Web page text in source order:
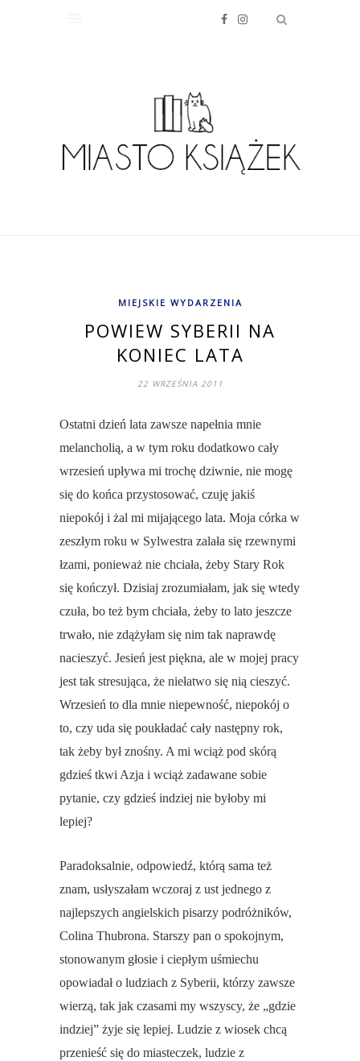
MIEJSKIE WYDARZENIA
POWIEW SYBERII NA
KONIEC LATA
22 WRZEŚNIA 2011
Ostatni dzień lata zawsze napełnia mnie
melancholią, a w tym roku dodatkowo cały
wrzesień upływa mi trochę dziwnie, nie mogę
się do końca przystosować, czuję jakiś
niepokój i żal mi mijającego lata. Moja córka w
zeszłym roku w Sylwestra zalała się rzewnymi
łzami, ponieważ nie chciała, żeby Stary Rok
się kończył. Dzisiaj zrozumiałam, jak się wtedy
czuła, bo też bym chciała, żeby to lato jeszcze
trwało, nie zdążyłam się nim tak naprawdę
nacieszyć. Jesień jest piękna, ale w mojej pracy
jest tak stresująca, że niełatwo się nią cieszyć.
Wrzesień to dla mnie niepewność, niepokój o
to, czy uda się poukładać cały następny rok,
tak żeby był znośny. A mi wciąż pod skórą
gdzieś tkwi Azja i wciąż zadawane sobie
pytanie, czy gdzieś indziej nie byłoby mi
lepiej?
Paradoksalnie, odpowiedź, którą sama też
znam, usłyszałam wczoraj z ust jednego z
najlepszych angielskich pisarzy podróżników,
Colina Thubrona. Starszy pan o spokojnym,
stonowanym głosie i ciepłym uśmiechu
opowiadał o ludziach z Syberii, którzy zawsze
wierzą, tak jak czasami my wszyscy, że „gdzie
indziej” żyje się lepiej. Ludzie z wiosek chcą
przenieść się do miasteczek, ludzie z